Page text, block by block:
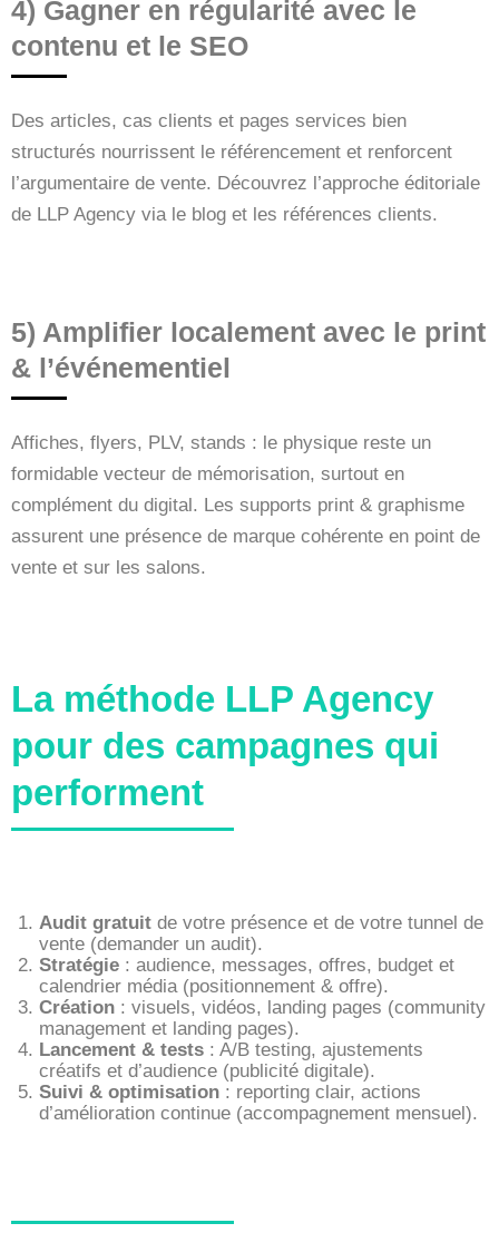
4) Gagner en régularité avec le
contenu et le SEO
Des articles, cas clients et pages services bien
structurés nourrissent le référencement et renforcent
l’argumentaire de vente. Découvrez l’approche éditoriale
de LLP Agency via le blog et les références clients.
5) Amplifier localement avec le print
& l’événementiel
Affiches, flyers, PLV, stands : le physique reste un
formidable vecteur de mémorisation, surtout en
complément du digital. Les supports print & graphisme
assurent une présence de marque cohérente en point de
vente et sur les salons.
La méthode LLP Agency
pour des campagnes qui
performent
Audit gratuit de votre présence et de votre tunnel de
vente (demander un audit).
Stratégie : audience, messages, offres, budget et
calendrier média (positionnement & offre).
Création : visuels, vidéos, landing pages (community
management et landing pages).
Lancement & tests : A/B testing, ajustements
créatifs et d’audience (publicité digitale).
Suivi & optimisation : reporting clair, actions
d’amélioration continue (accompagnement mensuel).